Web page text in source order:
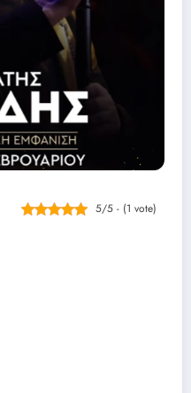
5/5 - (1 vote)